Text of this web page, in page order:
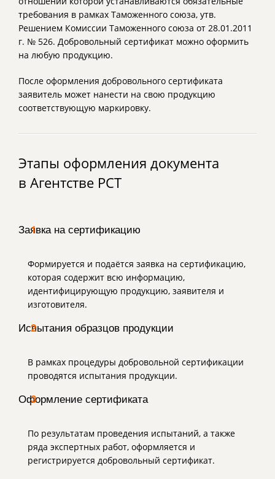
требования в рамках Таможенного союза, утв.
Решением Комиссии Таможенного союза от 28.01.2011
г. № 526. Добровольный сертификат можно оформить
на любую продукцию.
После оформления добровольного сертификата
заявитель может нанести на свою продукцию
соответствующую маркировку.
Этапы оформления документа
в Агентстве РСТ
1
Заявка на сертификацию
Формируется и подаётся заявка на сертификацию,
которая содержит всю информацию,
идентифицирующую продукцию, заявителя и
изготовителя.
2
Испытания образцов продукции
В рамках процедуры добровольной сертификации
проводятся испытания продукции.
3
Оформление сертификата
По результатам проведения испытаний, а также
ряда экспертных работ, оформляется и
регистрируется добровольный сертификат.